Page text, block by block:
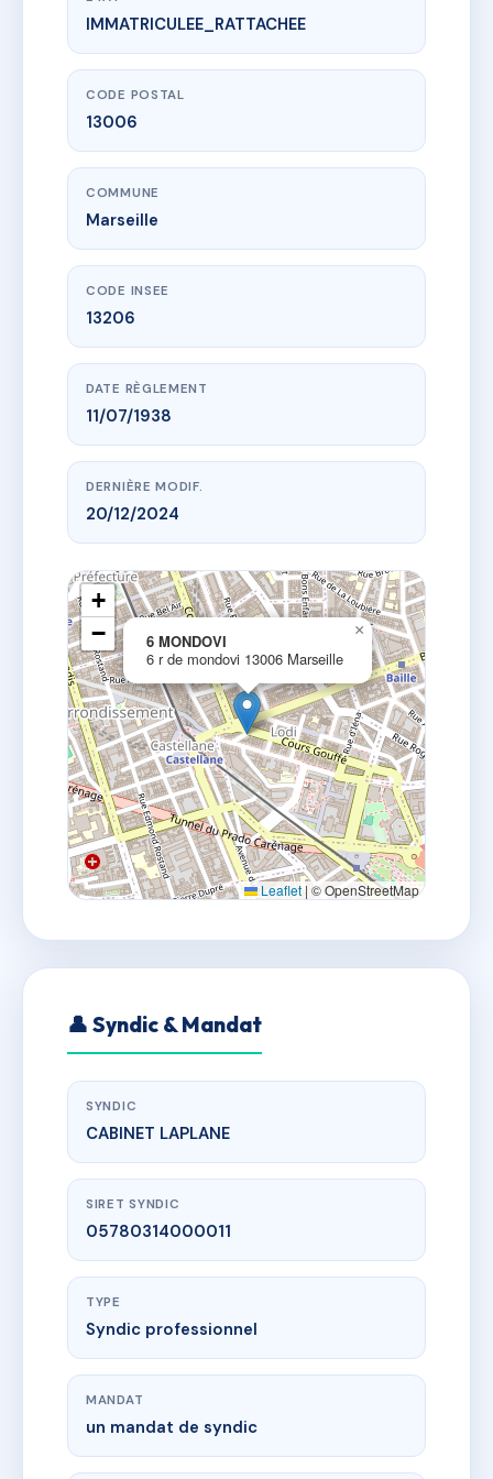
www.vme.plus/AC6736656
6 MONDOVI
6 r de mondovi
IMMATRICULEE_RATTACHEE
CODE POSTAL
13006
COMMUNE
Marseille
CODE INSEE
13206
DATE RÈGLEMENT
11/07/1938
DERNIÈRE MODIF.
20/12/2024
6 MONDOVI
6 r de mondovi 13006 Marseille
×
+
−
Leaflet | © OpenStreetMap
👤 Syndic & Mandat
SYNDIC
CABINET LAPLANE
SIRET SYNDIC
05780314000011
TYPE
Syndic professionnel
MANDAT
un mandat de syndic